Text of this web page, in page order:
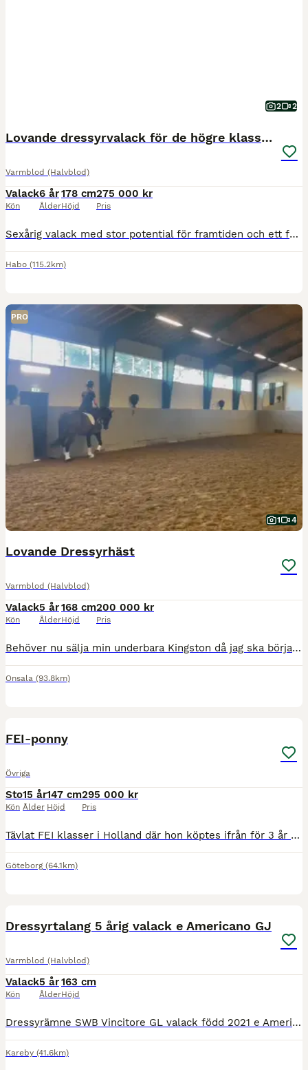
2 2
Lovande dressyrvalack för de högre klasserna
Varmblod (Halvblod)
Valack
Kön
6 år
Ålder
178 cm
Höjd
275 000 kr
Pris
Sexårig valack med stor potential för framtiden och ett fantastiskt temperament. Han har en hög arbetsvilja och vill alltid göra sitt bästa. Väl i fas med utbildningsnivå för sin ålder. Gör galoppomby
Habo (115.2km)
PRO
1 4
Lovande Dressyrhäst
Varmblod (Halvblod)
Valack
Kön
5 år
Ålder
168 cm
Höjd
200 000 kr
Pris
Behöver nu sälja min underbara Kingston då jag ska börja studera. Han är en häst med tre bra gångarter och talang för samling. Tror det finns mycket att plocka fram med rätt matchning. En häst som ve
Onsala (93.8km)
FEI-ponny
Övriga
Sto
Kön
15 år
Ålder
147 cm
Höjd
295 000 kr
Pris
Tävlat FEI klasser i Holland där hon köptes ifrån för 3 år sen. Har sen dess varit läromästare åt en tjej i Sverige som nu har tiden inne för storhäst. Här har hon tävlat tom LA men hon utför fortfara
Göteborg (64.1km)
Dressyrtalang 5 årig valack e Americano GJ
Varmblod (Halvblod)
Valack
Kön
5 år
Ålder
163 cm
Höjd
Dressyrämne SWB Vincitore GL valack född 2021 e Americano GJ-Mr Vain GJ-Belagio-Chapman med gott temperament som tycker det är roligt att jobba till salu, I andra hand utlånas för samarbete med rätt
Kareby (41.6km)